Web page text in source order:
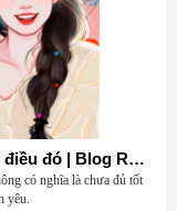
Nếu bạn độc thân, hãy cứ tận hưởng điều đó | Blog Radio 904
có nghĩa là chưa đủ tốt
yêu.